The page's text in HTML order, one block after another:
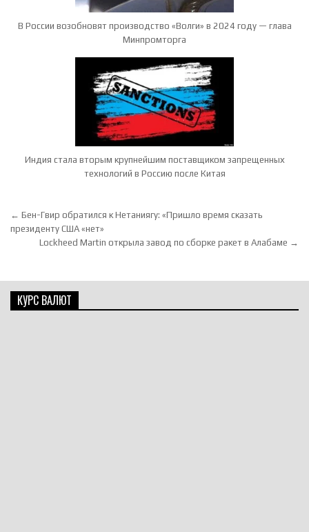
В России возобновят производство «Волги» в 2024 году — глава
Минпромторга
Индия стала вторым крупнейшим поставщиком запрещенных
технологий в Россию после Китая
Навигация по записям
← Бен-Гвир обратился к Нетаниягу: «Пришло время сказать
президенту США «нет»
Lockheed Martin открыла завод по сборке ракет в Алабаме →
КУРС ВАЛЮТ